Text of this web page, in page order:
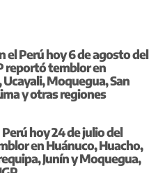
el Perú hoy 6 de agosto del
reportó temblor en
Ucayali, Moquegua, San
y otras regiones
hoy 24 de julio del
en Huánuco, Huacho,
Junín y Moquegua,